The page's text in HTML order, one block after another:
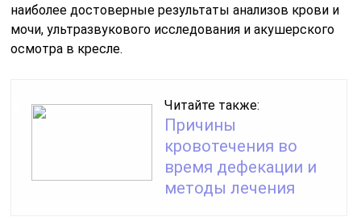
наиболее достоверные результаты анализов крови и
мочи, ультразвукового исследования и акушерского
осмотра в кресле.
Читайте также:
Причины
кровотечения во
время дефекации и
методы лечения